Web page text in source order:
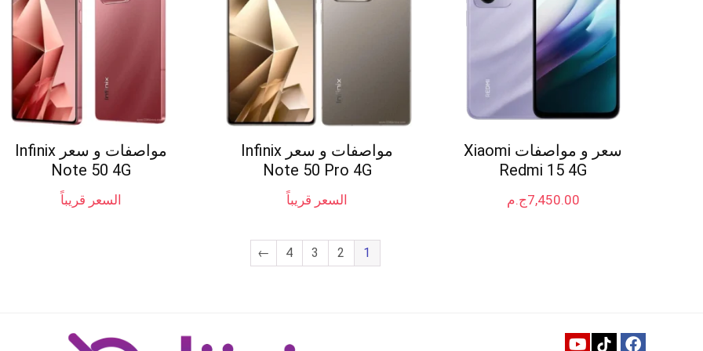
سعر و مواصفات Xiaomi
Redmi 15 4G
ج.م7,450.00
مواصفات و سعر Infinix
Note 50 Pro 4G
السعر قريباً
مواصفات و سعر Infinix
Note 50 4G
السعر قريباً
1
2
3
4
←